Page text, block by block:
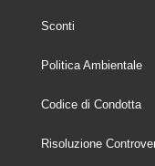
Sconti
Politica Ambientale
Codice di Condotta
Risoluzione